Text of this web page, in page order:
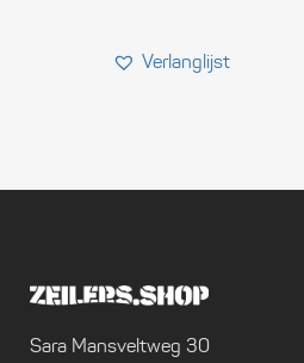
Sara Mansveltweg 30